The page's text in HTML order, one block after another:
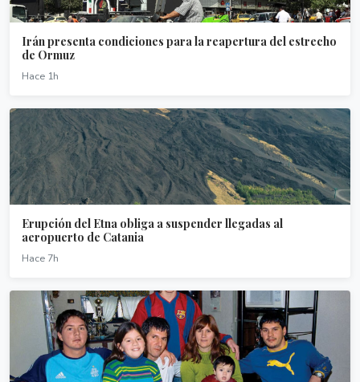
Irán presenta condiciones para la reapertura del estrecho
de Ormuz
Hace 1h
Erupción del Etna obliga a suspender llegadas al
aeropuerto de Catania
Hace 7h